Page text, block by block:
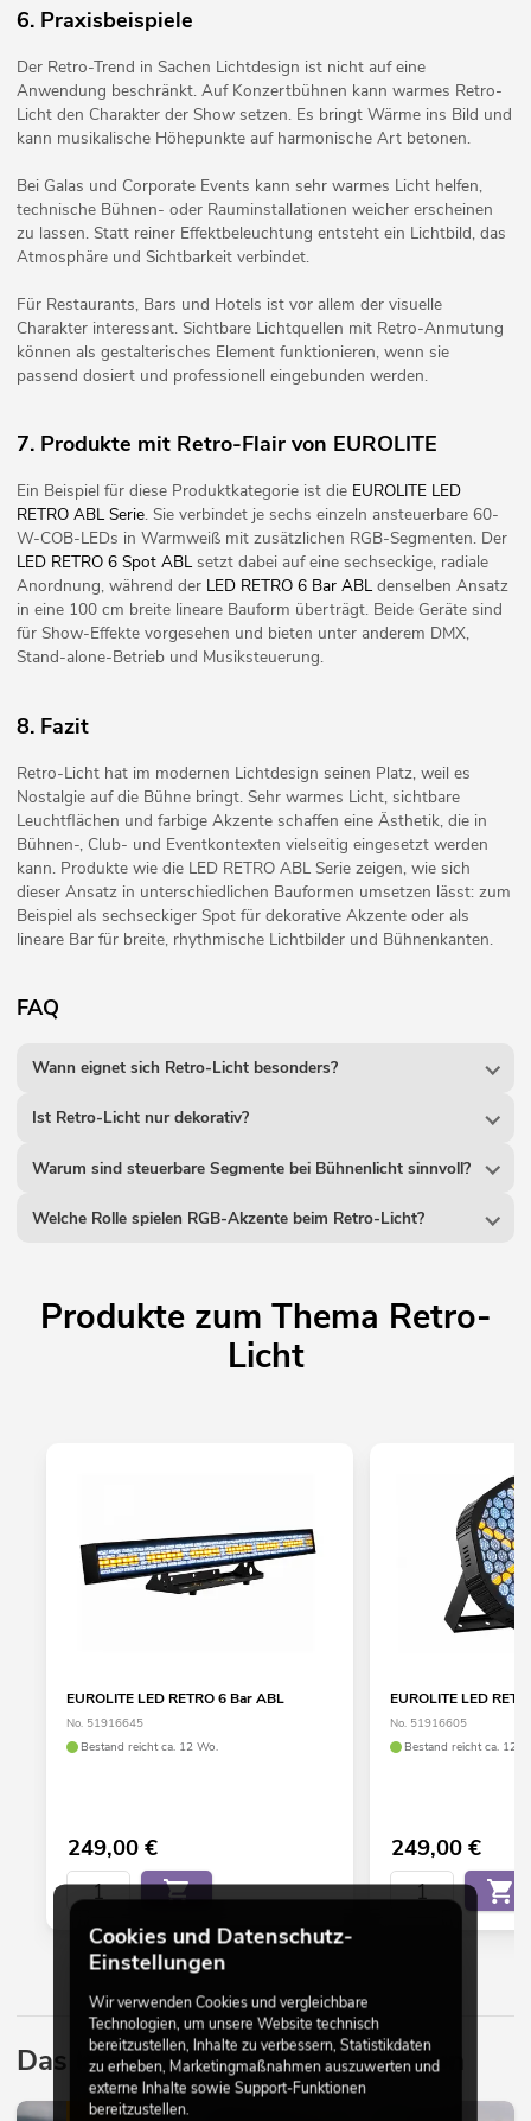
6. Praxisbeispiele
Der Retro-Trend in Sachen Lichtdesign ist nicht auf eine
Anwendung beschränkt. Auf Konzertbühnen kann warmes Retro-
Licht den Charakter der Show setzen. Es bringt Wärme ins Bild und
kann musikalische Höhepunkte auf harmonische Art betonen.
Bei Galas und Corporate Events kann sehr warmes Licht helfen,
technische Bühnen- oder Rauminstallationen weicher erscheinen
zu lassen. Statt reiner Effektbeleuchtung entsteht ein Lichtbild, das
Atmosphäre und Sichtbarkeit verbindet.
Für Restaurants, Bars und Hotels ist vor allem der visuelle
Charakter interessant. Sichtbare Lichtquellen mit Retro-Anmutung
können als gestalterisches Element funktionieren, wenn sie
passend dosiert und professionell eingebunden werden.
7. Produkte mit Retro-Flair von EUROLITE
Ein Beispiel für diese Produktkategorie ist die EUROLITE LED
RETRO ABL Serie. Sie verbindet je sechs einzeln ansteuerbare 60-
W-COB-LEDs in Warmweiß mit zusätzlichen RGB-Segmenten. Der
LED RETRO 6 Spot ABLsetzt dabei auf eine sechseckige, radiale
Anordnung, während der LED RETRO 6 Bar ABLdenselben Ansatz
in eine 100 cm breite lineare Bauform überträgt. Beide Geräte sind
für Show-Effekte vorgesehen und bieten unter anderem DMX,
Stand-alone-Betrieb und Musiksteuerung.
8. Fazit
Retro-Licht hat im modernen Lichtdesign seinen Platz, weil es
Nostalgie auf die Bühne bringt. Sehr warmes Licht, sichtbare
Leuchtflächen und farbige Akzente schaffen eine Ästhetik, die in
Bühnen-, Club- und Eventkontexten vielseitig eingesetzt werden
kann. Produkte wie die LED RETRO ABL Serie zeigen, wie sich
dieser Ansatz in unterschiedlichen Bauformen umsetzen lässt: zum
Beispiel als sechseckiger Spot für dekorative Akzente oder als
lineare Bar für breite, rhythmische Lichtbilder und Bühnenkanten.
FAQ
Wann eignet sich Retro-Licht besonders?
Ist Retro-Licht nur dekorativ?
Warum sind steuerbare Segmente bei Bühnenlicht sinnvoll?
Welche Rolle spielen RGB-Akzente beim Retro-Licht?
Produkte zum Thema Retro-
Licht
EUROLITE LED RETRO 6 Bar ABL
No. 51916645
Bestand reicht ca. 12 Wo.
249,00€
EUROLITE LED
No. 51916605
Bestand reicht ca. 12
249,00€
Das könnte Sie auch interessieren
Cookies und Datenschutz-
Einstellungen
Wir verwenden Cookies und vergleichbare
Technologien, um unsere Website technisch
bereitzustellen, Inhalte zu verbessern, Statistikdaten
zu erheben, Marketingmaßnahmen auszuwerten und
externe Inhalte sowie Support-Funktionen
bereitzustellen.